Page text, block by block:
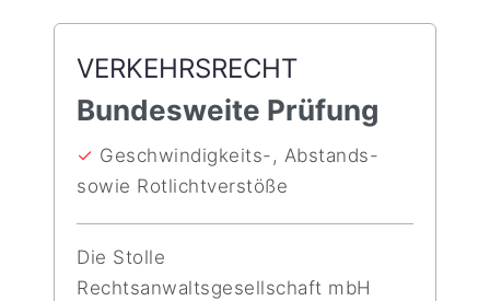
VERKEHRSRECHT
Bundesweite Prüfung
✓ Geschwindigkeits-, Abstands-
sowie Rotlichtverstöße
Die Stolle
Rechtsanwaltsgesellschaft mbH